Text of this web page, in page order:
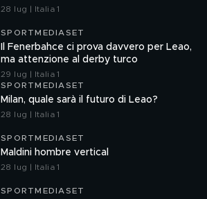
28 lug | Italia 1
SPORTMEDIASET
Il Fenerbahce ci prova davvero per Leao,
ma attenzione al derby turco
29 lug | Italia 1
SPORTMEDIASET
Milan, quale sarà il futuro di Leao?
28 lug | Italia 1
SPORTMEDIASET
Maldini hombre vertical
28 lug | Italia 1
SPORTMEDIASET